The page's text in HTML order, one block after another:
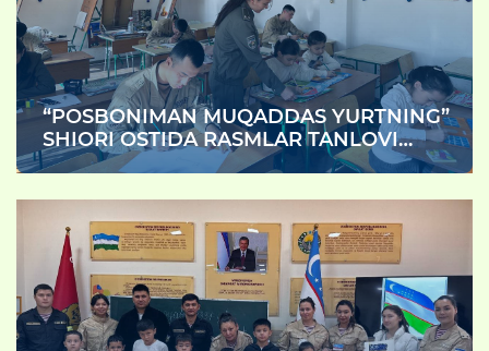
“POSBONIMAN MUQADDAS YURTNING”
SHIORI OSTIDA RASMLAR TANLOVI
O‘TKAZILDI